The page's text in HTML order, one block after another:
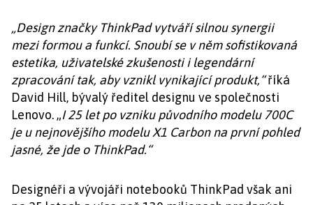
„Design značky ThinkPad vytváří silnou synergii
mezi formou a funkcí. Snoubí se v něm sofistikovaná
estetika, uživatelské zkušenosti i legendární
zpracování tak, aby vznikl vynikající produkt,“říká
David Hill, bývalý ředitel designu ve společnosti
Lenovo. „I 25 let po vzniku původního modelu 700C
je u nejnovějšího modelu X1 Carbon na první pohled
jasné, že jde o ThinkPad.“
Designéři a vývojáři notebooků ThinkPad však ani